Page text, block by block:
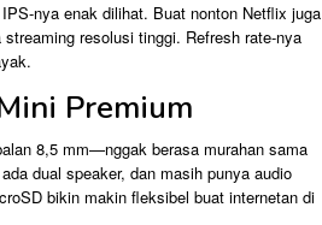
nya enak dilihat. Buat nonton Netflix juga
resolusi tinggi. Refresh rate-nya
Premium
8,5 mm—nggak berasa murahan sama
dual speaker, dan masih punya audio
bikin makin fleksibel buat internetan di